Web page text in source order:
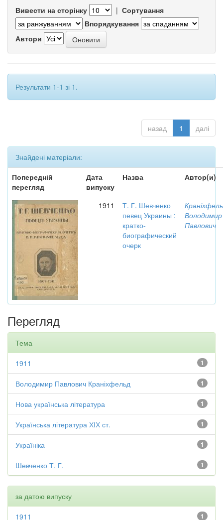
Вивести на сторінку | Сортування
Впорядкування
Автори
Результати 1-1 зі 1.
назад 1 далі
Знайдені матеріали:
Попередній
перегляд
Дата
випуску
Назва Автор(и)
1911
Т. Г. Шевченко
певец Украины :
кратко-
биографический
очерк
Володимир
Павлович
Перегляд
Тема
1
1911
1
Володимир Павлович Краніхфельд
1
Нова українська література
1
Українська література ХІХ ст.
1
Україніка
1
Шевченко Т. Г.
за датою випуску
1
1911